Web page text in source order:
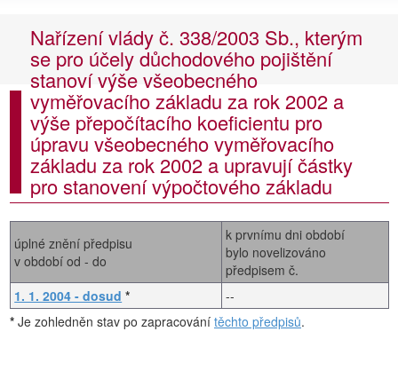
Nařízení vlády č. 338/2003 Sb., kterým
se pro účely důchodového pojištění
stanoví výše všeobecného
vyměřovacího základu za rok 2002 a
výše přepočítacího koeficientu pro
úpravu všeobecného vyměřovacího
základu za rok 2002 a upravují částky
pro stanovení výpočtového základu
úplné znění předpisu
v období od - do
k prvnímu dni období
bylo novelizováno
předpisem č.
1. 1. 2004 - dosud *
--
* Je zohledněn stav po zapracování těchto předpisů.